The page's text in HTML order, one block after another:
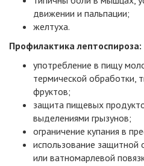
движении и пальпации;
желтуха.
Профилактика лептоспироза:
употребление в пищу
термической обработки,
фруктов;
защита пищевых
выделениями грызунов;
ограничение купания в
использование
или ватномарлевой